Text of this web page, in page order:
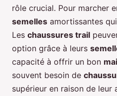
rôle crucial. Pour marcher
semelles amortissantes
Les chaussures trail
option grâce à leurs
capacité à offrir un bon
souvent besoin de
supérieur en raison de leur